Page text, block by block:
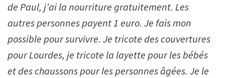
de Paul, j’ai la nourriture gratuitement. Les
autres personnes payent 1 euro. Je fais mon
possible pour survivre. Je tricote des couvertures
pour Lourdes, je tricote la layette pour les bébés
et des chaussons pour les personnes âgées. Je le